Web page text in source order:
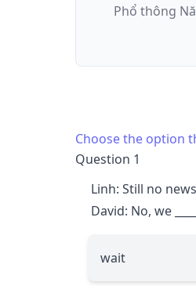
Phổ thông
Choose the option
Question 1
Linh: Still no
David: No, we
wait